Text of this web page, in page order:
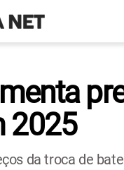
2025
da troca de